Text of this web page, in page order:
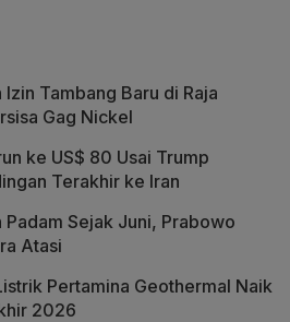
Tambang Baru di Raja
Gag Nickel
ke US$ 80 Usai Trump
Terakhir ke Iran
Padam Sejak Juni, Prabowo
Atasi
Pertamina Geothermal Naik
2026